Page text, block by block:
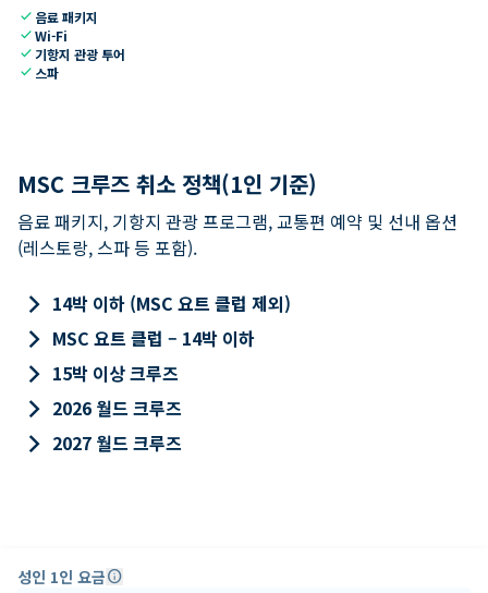
check 음료 패키지
checkWi-Fi
check 기항지 관광 투어
check 스파
MSC 크루즈 취소 정책(1인 기준)
음료 패키지, 기항지 관광 프로그램, 교통편 예약 및 선내 옵션
(레스토랑, 스파 등 포함).
keyboard_arrow_right 14박 이하 (MSC 요트 클럽 제외)
keyboard_arrow_right MSC 요트 클럽 – 14박 이하
keyboard_arrow_right 15박 이상 크루즈
keyboard_arrow_right 2026 월드 크루즈
keyboard_arrow_right 2027 월드 크루즈
성인 1인 요금info